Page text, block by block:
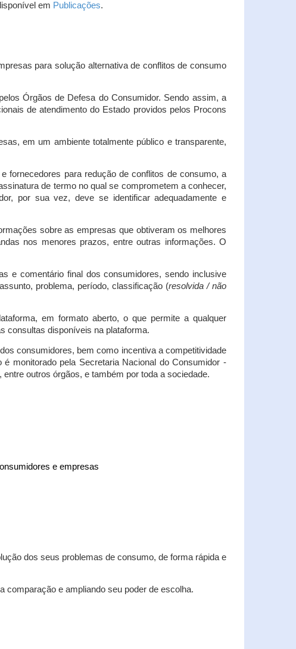
em Publicações.
para solução alternativa de conflitos de consumo
Órgãos de Defesa do Consumidor. Sendo assim, a
de atendimento do Estado providos pelos Procons
em um ambiente totalmente público e transparente,
fornecedores para redução de conflitos de consumo, a
de termo no qual se comprometem a conhecer,
por sua vez, deve se identificar adequadamente e
sobre as empresas que obtiveram os melhores
nos menores prazos, entre outras informações. O
e comentário final dos consumidores, sendo inclusive
problema, período, classificação (resolvida / não
em formato aberto, o que permite a qualquer
consultas disponíveis na plataforma.
consumidores, bem como incentiva a competitividade
monitorado pela Secretaria Nacional do Consumidor -
outros órgãos, e também por toda a sociedade.
e empresas
dos seus problemas de consumo, de forma rápida e
e ampliando seu poder de escolha.